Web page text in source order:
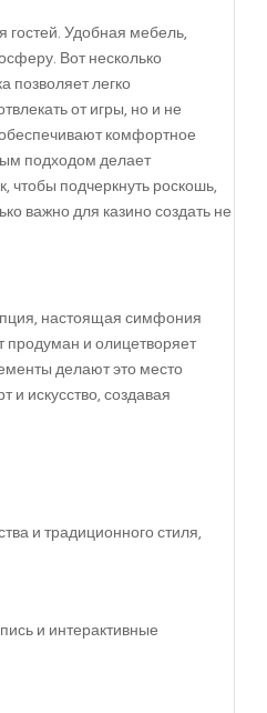
гостей. Удобная мебель,
Вот несколько
позволяет легко
от игры, но и не
комфортное
подходом делает
чтобы подчеркнуть роскошь,
важно для казино создать не
настоящая симфония
продуман и олицетворяет
делают это место
и искусство, создавая
и традиционного стиля,
и интерактивные